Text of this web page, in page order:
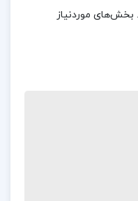
عمومی 1
بخش‌های موردنیاز